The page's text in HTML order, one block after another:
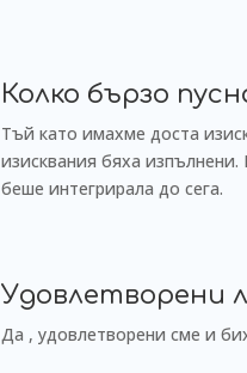
Колко бързо
Тъй като имахме доста
изисквания бяха
беше интегрирала до сега.
Удовлетворени
Да , удовлетворени сме и